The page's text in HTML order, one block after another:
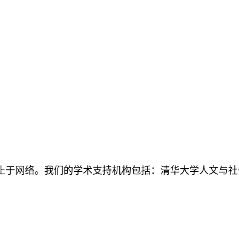
网络。我们的学术支持机构包括：清华大学人文与社